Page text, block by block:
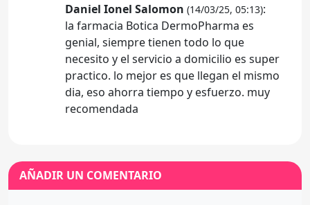
Daniel Ionel Salomon (14/03/25, 05:13):
la farmacia Botica DermoPharma es
genial, siempre tienen todo lo que
necesito y el servicio a domicilio es super
practico. lo mejor es que llegan el mismo
dia, eso ahorra tiempo y esfuerzo. muy
recomendada
AÑADIR UN COMENTARIO